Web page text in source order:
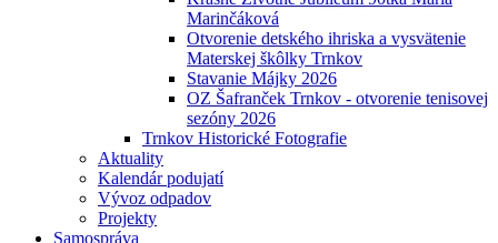
Marinčáková
Otvorenie detského ihriska a vysvätenie
Materskej škôlky Trnkov
Stavanie Májky 2026
OZ Šafranček Trnkov - otvorenie tenisovej
sezóny 2026
Trnkov Historické Fotografie
Aktuality
Kalendár podujatí
Vývoz odpadov
Projekty
Samospráva